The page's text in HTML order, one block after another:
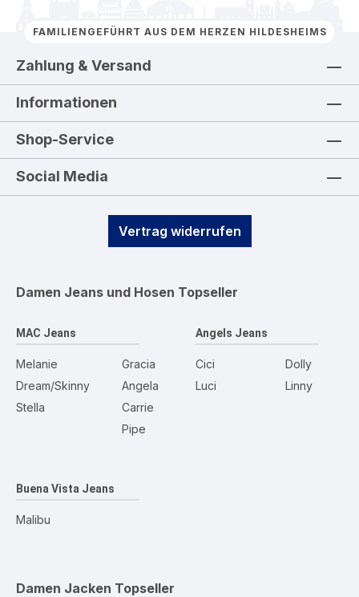
FAMILIENGEFÜHRT AUS DEM HERZEN HILDESHEIMS
Zahlung & Versand
Informationen
Shop-Service
Social Media
Vertrag widerrufen
Damen Jeans und Hosen Topseller
MAC Jeans
Melanie
Dream/Skinny
Stella
Gracia
Angela
Carrie
Pipe
Angels Jeans
Cici
Luci
Dolly
Linny
Buena Vista Jeans
Malibu
Damen Jacken Topseller